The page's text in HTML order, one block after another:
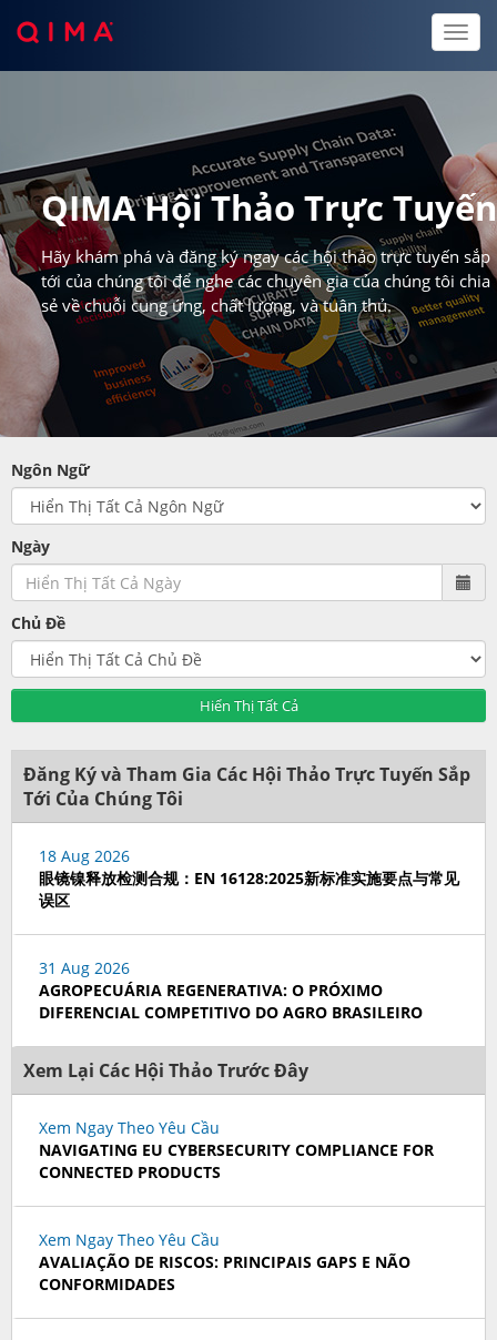
Toggle
QIMA Hội Thảo Trực Tuyến
Hãy khám phá và đăng ký ngay các hội thảo trực tuyến sắp
tới của chúng tôi để nghe các chuyên gia của chúng tôi chia
sẻ về chuỗi cung ứng, chất lượng, và tuân thủ.
Ngôn Ngữ
Ngày
Chủ Đề
Hiển Thị Tất Cả
Đăng Ký và Tham Gia Các Hội Thảo Trực Tuyến Sắp
Tới Của Chúng Tôi
18 Aug 2026
眼镜镍释放检测合规：EN 16128:2025新标准实施要点与常见
误区
31 Aug 2026
AGROPECUÁRIA REGENERATIVA: O PRÓXIMO
DIFERENCIAL COMPETITIVO DO AGRO BRASILEIRO
Xem Lại Các Hội Thảo Trước Đây
Xem Ngay Theo Yêu Cầu
NAVIGATING EU CYBERSECURITY COMPLIANCE FOR
CONNECTED PRODUCTS
Xem Ngay Theo Yêu Cầu
AVALIAÇÃO DE RISCOS: PRINCIPAIS GAPS E NÃO
CONFORMIDADES